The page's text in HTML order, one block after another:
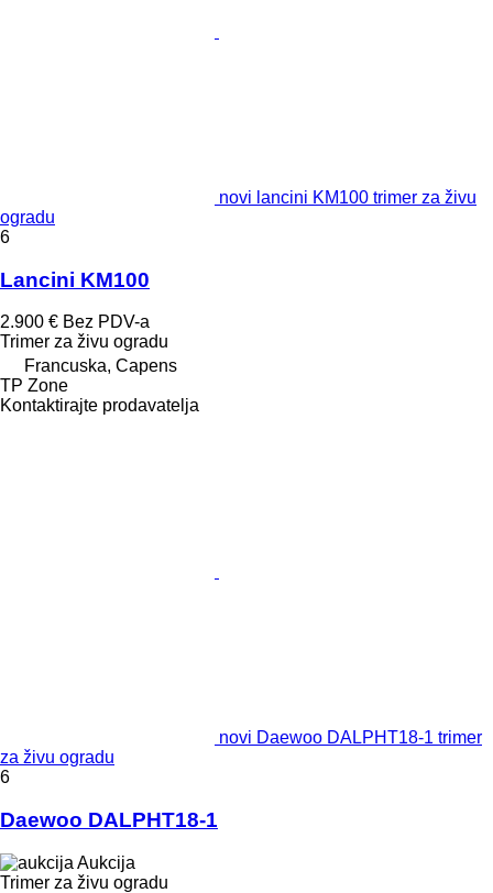
novi lancini KM100 trimer za živu
ogradu
6
Lancini KM100
2.900 € Bez PDV-a
Trimer za živu ogradu
Francuska, Capens
TP Zone
Kontaktirajte prodavatelja
novi Daewoo DALPHT18-1 trimer
za živu ogradu
6
Daewoo DALPHT18-1
Aukcija
Trimer za živu ogradu